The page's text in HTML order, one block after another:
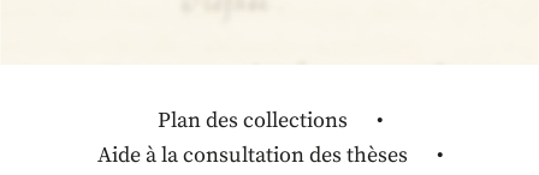
Plan des collections
Aide à la consultation des thèses